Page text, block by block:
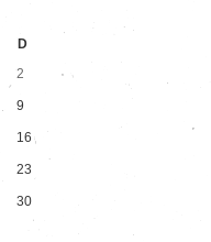
D
2
9
16
23
30